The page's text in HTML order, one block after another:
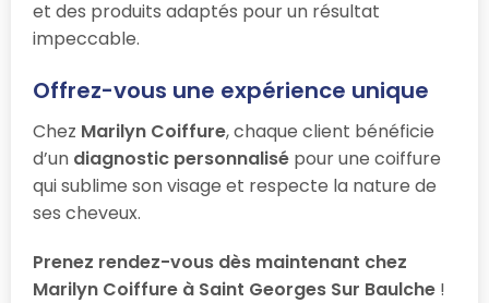
et des produits adaptés pour un résultat
impeccable.
Offrez-vous une expérience unique
Chez Marilyn Coiffure, chaque client bénéficie
d’un diagnostic personnalisé pour une coiffure
qui sublime son visage et respecte la nature de
ses cheveux.
Prenez rendez-vous dès maintenant chez
Marilyn Coiffure à Saint Georges Sur Baulche !